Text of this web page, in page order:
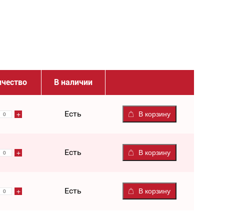
В наличии
Есть В корзину
Есть В корзину
Есть В корзину